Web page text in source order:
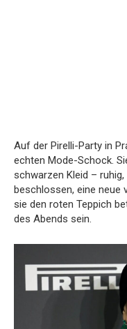
Auf der Pirelli-Party in
echten Mode-Schock.
schwarzen Kleid –
beschlossen, eine neue
sie den roten Teppich
des Abends sein.